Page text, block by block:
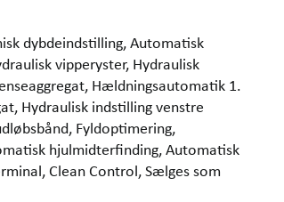
dybdeindstilling, Automatisk
vipperyster, Hydraulisk
Hældningsautomatik 1.
Hydraulisk indstilling venstre
Fyldoptimering,
hjulmidterfinding, Automatisk
Clean Control, Sælges som